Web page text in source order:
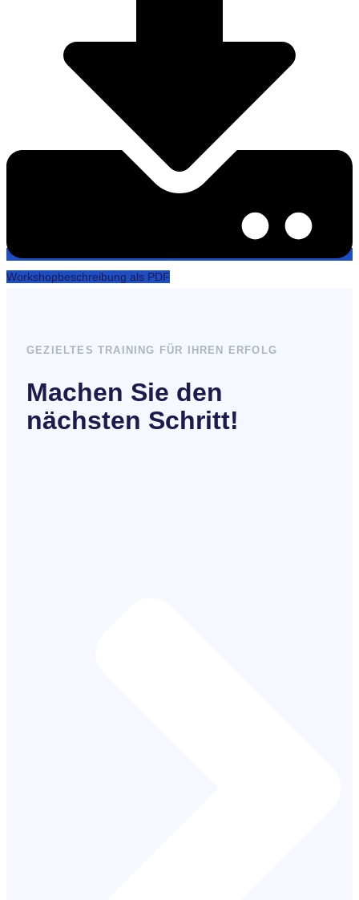
Workshopbeschreibung als PDF
GEZIELTES TRAINING FÜR IHREN ERFOLG
Machen Sie den
nächsten Schritt!